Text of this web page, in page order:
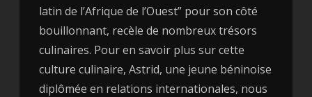
latin de l’Afrique de l’Ouest” pour son côté
bouillonnant, recèle de nombreux trésors
culinaires. Pour en savoir plus sur cette
culture culinaire, Astrid, une jeune béninoise
diplômée en relations internationales, nous